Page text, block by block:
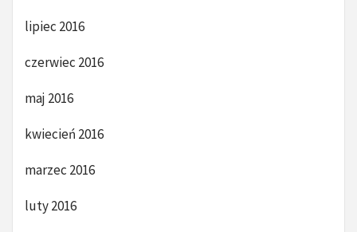
lipiec 2016
czerwiec 2016
maj 2016
kwiecień 2016
marzec 2016
luty 2016